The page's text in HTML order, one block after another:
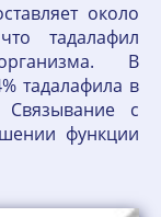
около
тадалафил
В
тадалафила в
с
функции